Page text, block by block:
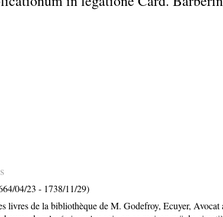
04/23 - 1738/11/29)
livres de la bibliothèque de M. Godefroy, Ecuyer,